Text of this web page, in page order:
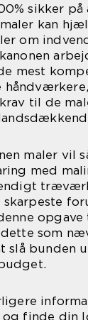
sikker
maler kan
om
mest
til de
maler vil
med
skarpeste
dette som
slå bunden
og finde din